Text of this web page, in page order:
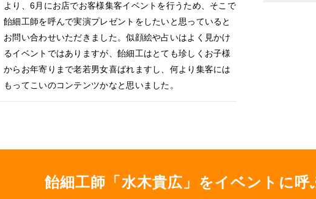
より、6月にお店でお客様集客イベントを行うため、そこで
飴細工師を呼んで実演プレゼントをしたいと思っていると
お問い合わせいただきました。似顔絵や占いはよく見かけ
るイベントではありますが、飴細工はとても珍しくお子様
からお年寄りまで老若男女喜ばれますし、何より集客には
もってこいのコンテンツかなと思いました。
飴細工師「水木貴広」をイベントに呼